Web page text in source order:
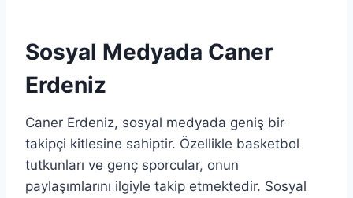
Sosyal Medyada Caner
Erdeniz
Caner Erdeniz, sosyal medyada geniş bir
takipçi kitlesine sahiptir. Özellikle basketbol
tutkunları ve genç sporcular, onun
paylaşımlarını ilgiyle takip etmektedir. Sosyal